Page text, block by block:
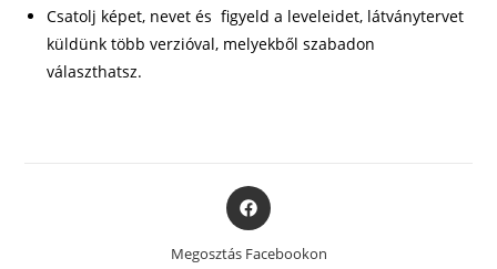
Csatolj képet, nevet és figyeld a leveleidet, látványtervet
küldünk több verzióval, melyekből szabadon
választhatsz.
Opens
in
a
Megosztás Facebookon